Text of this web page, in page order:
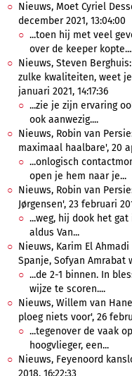
Nieuws, Moet Cyriel
december 2021, 13:04:00
...toen hij met veel
over de keeper
Nieuws, Steven
zulke kwaliteiten, weet
januari 2021, 14:17:36
...zie je zijn ervaring
ook aanwezig....
Nieuws, Robin van
maximaal haalbare', 20
...onlogisch
open je hem naar je...
Nieuws, Robin van
Jørgensen', 23 februari
...weg, hij dook het gat
aldus Van...
Nieuws, Karim El
Spanje, Sofyan Amrabat
...de 2-1 binnen. In
wijze te scoren....
Nieuws, Willem van
ploeg niets voor', 26
...tegenover de vaak
hoogvlieger, een...
Nieuws, Feyenoord
2018, 16:22:33